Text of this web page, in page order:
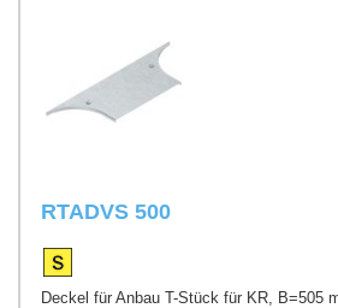
RTADVS 500
Deckel für Anbau T-Stück für KR, B=505